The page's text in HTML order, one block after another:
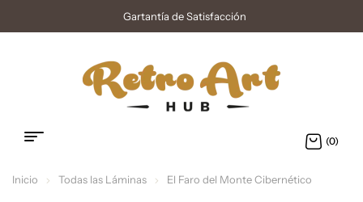
Gartantía de Satisfacción
(0)
Inicio Todas las Láminas El Faro del Monte Cibernético